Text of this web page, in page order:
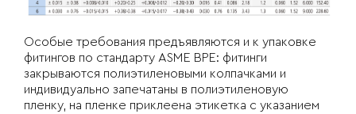
Особые требования предъявляются и к упаковке
фитингов по стандарту ASME BPE: фитинги
закрываются полиэтиленовыми колпачками и
индивидуально запечатаны в полиэтиленовую
пленку, на пленке приклеена этикетка с указанием